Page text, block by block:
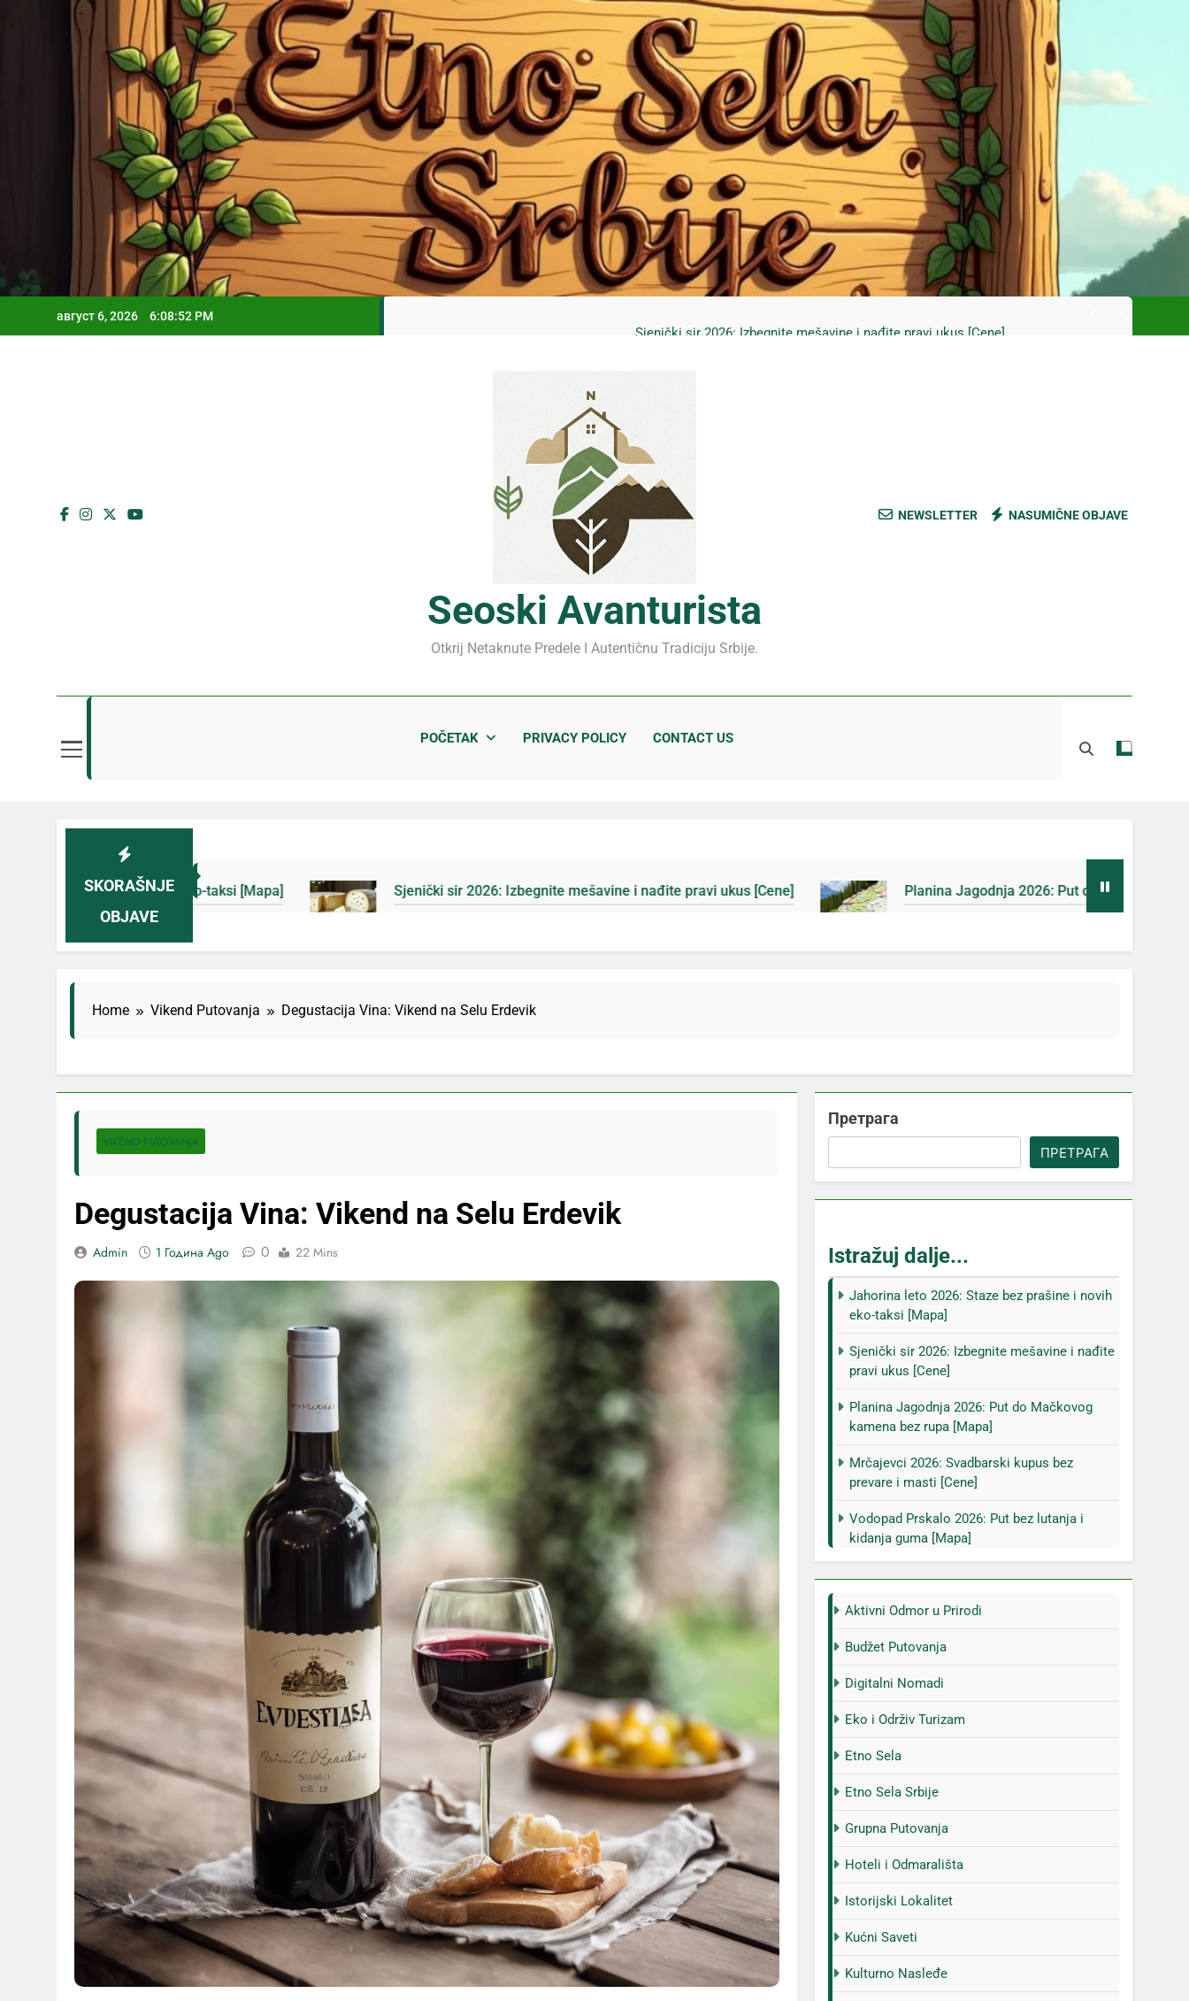
август 6, 2026 6:08:54 PM
Mrčajevci 2026: Svadbarski kupus bez prevare i masti [Cene]
Jahorina leto 2026: Staze bez prašine i novih eko-taksi [Mapa]
Sjenički sir 2026: Izbegnite mešavine i nađite pravi ukus [Cene]
Jahorina leto 2026: Staze bez prašine i novih eko-taksi [Mapa]
Sjenički sir 2026: Izbegnite mešavine i nađite pravi ukus [Cene]
Planina Jagodnja 2026: Put do Mačkovog kamena bez rupa [Mapa]
Seoski Avanturista
Otkrij Netaknute Predele I Autentičnu Tradiciju Srbije.
NEWSLETTER NASUMIČNE OBJAVE
POČETAK PRIVACY POLICY CONTACT US
SKORAŠNJE
OBJAVE
eko-taksi [Mapa] Sjenički sir 2026: Izbegnite mešavine i nađite pravi ukus [Cene] Planina Jagodnja 2026: Put do Mačkovog kamena bez rupa [Mapa]
Home Vikend Putovanja Degustacija Vina: Vikend na Selu Erdevik
VIKEND PUTOVANJA
Degustacija Vina: Vikend na Selu Erdevik
Admin 1 Година Ago 0 22 Mins
Претрага
ПРЕТРАГА
Istražuj dalje...
Jahorina leto 2026: Staze bez prašine i novih
eko-taksi [Mapa]
Sjenički sir 2026: Izbegnite mešavine i nađite
pravi ukus [Cene]
Planina Jagodnja 2026: Put do Mačkovog
kamena bez rupa [Mapa]
Mrčajevci 2026: Svadbarski kupus bez
prevare i masti [Cene]
Vodopad Prskalo 2026: Put bez lutanja i
kidanja guma [Mapa]
Aktivni Odmor u Prirodi
Budžet Putovanja
Digitalni Nomadi
Eko i Održiv Turizam
Etno Sela
Etno Sela Srbije
Grupna Putovanja
Hoteli i Odmarališta
Istorijski Lokalitet
Kućni Saveti
Kulturno Nasleđe